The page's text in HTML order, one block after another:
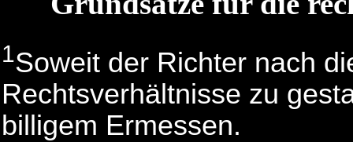
1Soweit der Richter nach
Rechtsverhältnisse zu
billigem Ermessen.